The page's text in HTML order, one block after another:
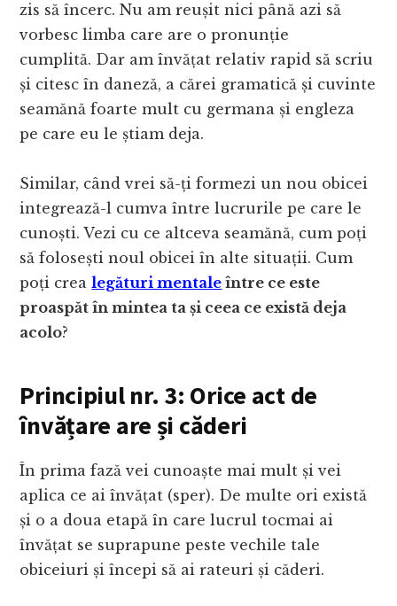
zis să încerc. Nu am reușit nici până azi să
vorbesc limba care are o pronunție
cumplită. Dar am învățat relativ rapid să scriu
și citesc în daneză, a cărei gramatică și cuvinte
seamănă foarte mult cu germana și engleza
pe care eu le știam deja.
Similar, când vrei să-ți formezi un nou obicei
integrează-l cumva între lucrurile pe care le
cunoști. Vezi cu ce altceva seamănă, cum poți
să folosești noul obicei în alte situații. Cum
poți crealegături mentale între ce este
proaspăt în mintea ta și ceea ce există deja
acolo?
Principiul nr. 3: Orice act de
învățare are și căderi
În prima fază vei cunoaște mai mult și vei
aplica ce ai învățat (sper). De multe ori există
și o a doua etapă în care lucrul tocmai ai
învățat se suprapune peste vechile tale
obiceiuri și începi să ai rateuri și căderi.